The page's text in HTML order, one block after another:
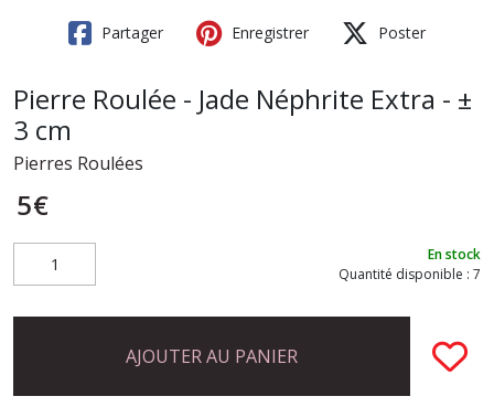
Partager Enregistrer Poster
Pierre Roulée - Jade Néphrite Extra - ±
3 cm
Pierres Roulées
5€
En stock
Quantité disponible : 7
AJOUTER AU PANIER